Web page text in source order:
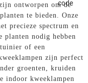
ontworpen om de
te bieden. Onze
precieze spectrum en
nodig hebben
of een
zijn perfect
groenten, kruiden
indoor kweeklampen